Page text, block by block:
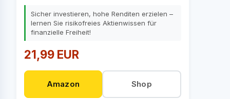
Sicher investieren, hohe Renditen erzielen –
lernen Sie risikofreies Aktienwissen für
finanzielle Freiheit!
21,99 EUR
Amazon Shop